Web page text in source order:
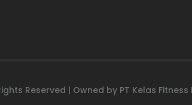
Reserved | Owned by PT Kelas